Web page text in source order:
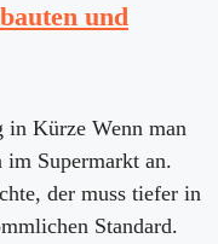
und
in Kürze Wenn man
Supermarkt an.
der muss tiefer in
Standard.